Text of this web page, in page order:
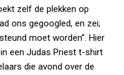
zelf de plekken op
ons gegoogled, en zei;
moet worden”. Hier
een Judas Priest t-shirt
die avond over de